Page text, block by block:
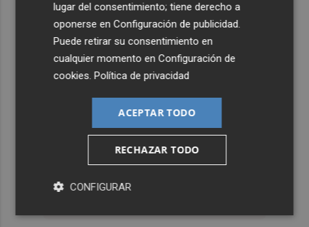
lugar del consentimiento; tiene derecho a
oponerse enConfiguración de publicidad.
Puede retirar su consentimiento en
cualquier momento enConfiguración de
cookies.Política de privacidad
ACEPTAR TODO
RECHAZAR TODO
CONFIGURAR